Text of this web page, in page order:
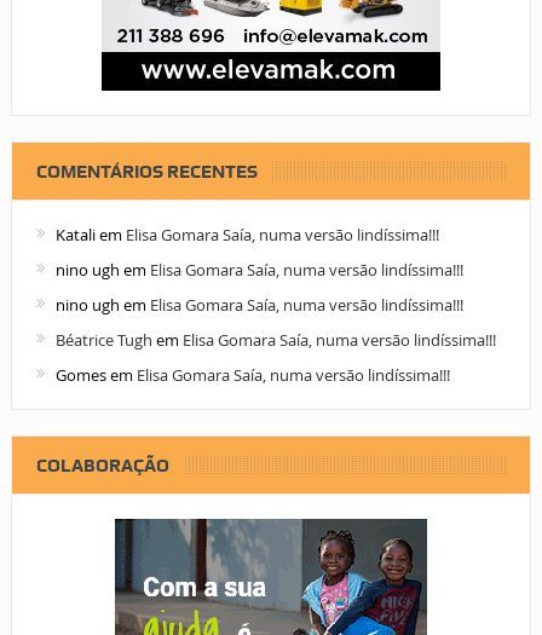
COMENTÁRIOS RECENTES
Kataliem Elisa Gomara Saía, numa versão lindíssima!!!
nino ugh em Elisa Gomara Saía, numa versão lindíssima!!!
nino ugh em Elisa Gomara Saía, numa versão lindíssima!!!
Béatrice Tugh em Elisa Gomara Saía, numa versão lindíssima!!!
Gomesem Elisa Gomara Saía, numa versão lindíssima!!!
COLABORAÇÃO